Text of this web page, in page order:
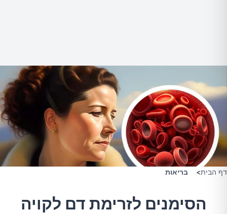
דף הבית> בריאות
הסימנים לזרימת דם לקויה